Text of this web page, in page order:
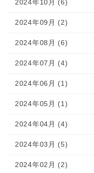
2024年10月 (6)
2024年09月 (2)
2024年08月 (6)
2024年07月 (4)
2024年06月 (1)
2024年05月 (1)
2024年04月 (4)
2024年03月 (5)
2024年02月 (2)